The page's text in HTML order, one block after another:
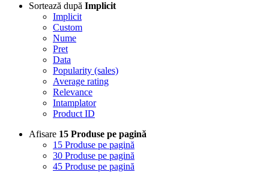
Sortează după Implicit
Implicit
Custom
Nume
Pret
Data
Popularity (sales)
Average rating
Relevance
Intamplator
Product ID
Afisare 15 Produse pe pagină
15 Produse pe pagină
30 Produse pe pagină
45 Produse pe pagină